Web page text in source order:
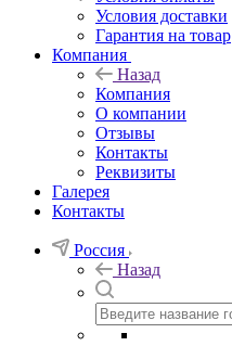
Условия доставки
Гарантия на товар
Компания
Назад
Компания
О компании
Отзывы
Контакты
Реквизиты
Галерея
Контакты
Россия
Назад